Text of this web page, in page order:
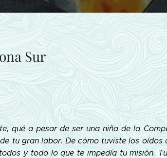
Sur
qué a pesar de ser una niña de la
tu gran labor. De cómo tuviste los
y todo lo que te impedía tu misión.